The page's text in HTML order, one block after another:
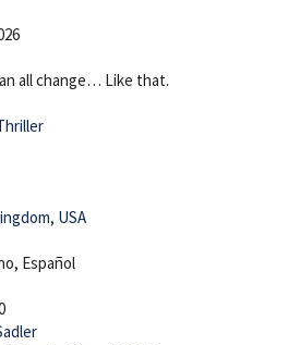
all change… Like that.
, USA
Español